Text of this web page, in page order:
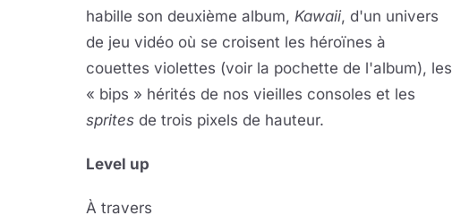
habille son deuxième album, Kawaii, d'un univers
de jeu vidéo où se croisent les héroïnes à
couettes violettes (voir la pochette de l'album), les
« bips » hérités de nos vieilles consoles et les
sprites de trois pixels de hauteur.
Level up
À travers